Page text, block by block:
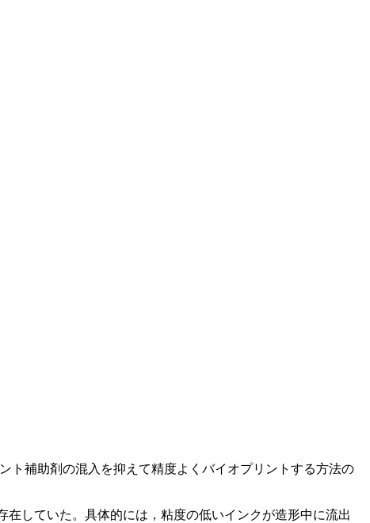
ト補助剤の混入を抑えて精度よくバイオプリントする方法の
していた。具体的には，粘度の低いインクが造形中に流出